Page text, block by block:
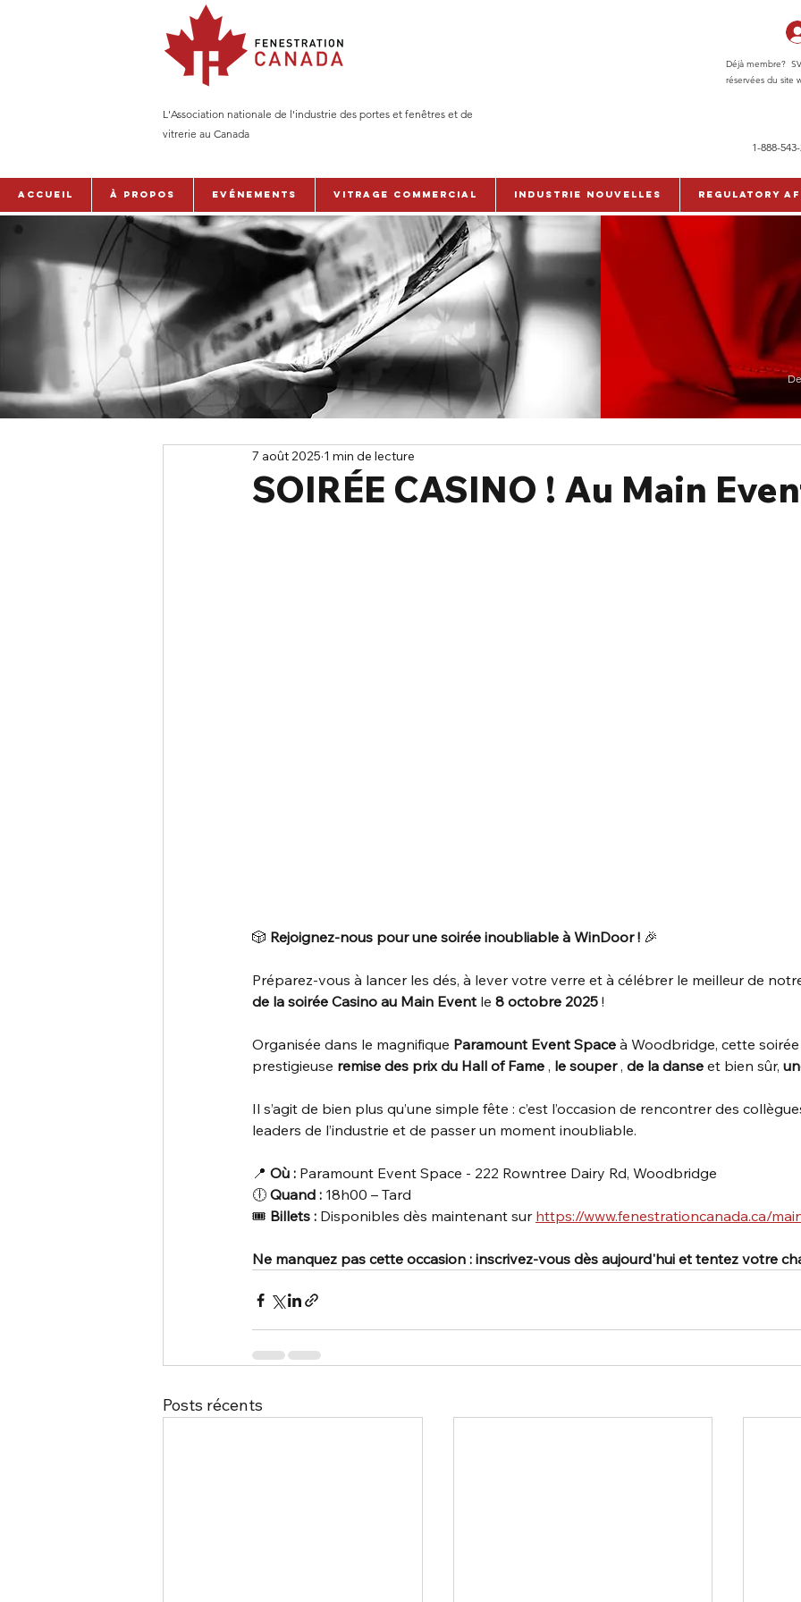
L'Association nationale de l'industrie des portes et fenêtres et de
vitrerie au Canada
Déjà membre?
réservées du site
1-888-
Accueil À PROPOS Evénements Vitrage commercial Industrie Nouvelles Regulatory
SOIRÉE CASINO ! Au Main
7 août 2025 1 min de lecture
🎲 Rejoignez-nous pour une soirée inoubliable à WinDoor ! 🎉
Préparez-vous à lancer les dés, à lever votre verre et à célébrer le meilleur de
de la soirée Casino au Main Event le 8 octobre 2025 !
Organisée dans le magnifique Paramount Event Space à Woodbridge, cette
prestigieuse remise des prix du Hall of Fame , le souper , de la danse et bien sûr,
Il s’agit de bien plus qu’une simple fête : c’est l’occasion de rencontrer des
leaders de l’industrie et de passer un moment inoubliable.
📍 Où : Paramount Event Space - 222 Rowntree Dairy Rd, Woodbridge
🕕 Quand : 18h00 – Tard
🎟️ Billets : Disponibles dès maintenant sur https://www.fenestrationcanada.ca/
Ne manquez pas cette occasion : inscrivez-vous dès aujourd'hui et tentez votre
Posts récents